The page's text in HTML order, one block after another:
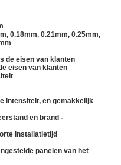
0.18mm, 0.21mm, 0.25mm,
de eisen van klanten
eisen van klanten
intensiteit, en gemakkelijk
en brand -
installatietijd
panelen van het